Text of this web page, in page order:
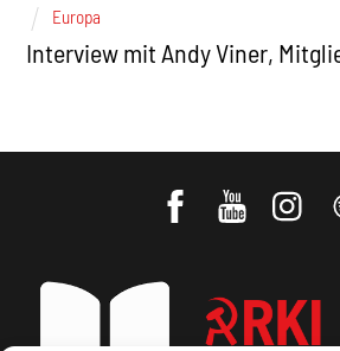
Europa
Interview mit Andy Viner,